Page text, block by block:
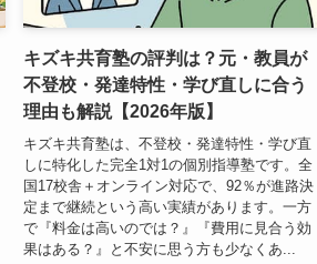
キズキ共育塾の評判は？元・教員が
不登校・発達特性・学び直しに合う
理由も解説【2026年版】
キズキ共育塾は、不登校・発達特性・学び直
しに特化した完全1対1の個別指導塾です。全
国17校舎＋オンライン対応で、92％が進路決
定まで継続という高い実績があります。一方
で『料金は高いのでは？』『費用に見合う効
果はある？』と不安に思う方も少なくあ...